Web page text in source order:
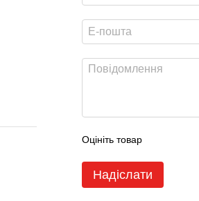
Оцініть товар
Надіслати